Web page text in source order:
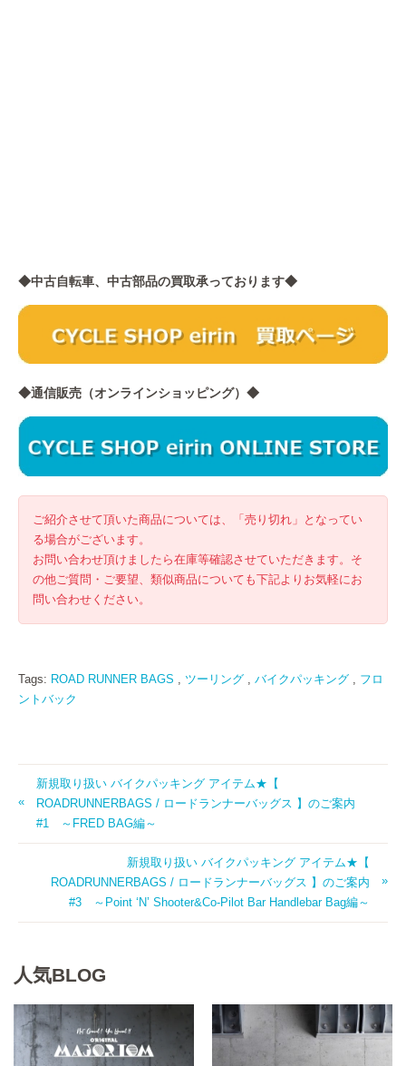
◆中古自転車、中古部品の買取承っております◆
◆通信販売（オンラインショッピング）◆
ご紹介させて頂いた商品については、「売り切れ」となってい
る場合がございます。
お問い合わせ頂けましたら在庫等確認させていただきます。そ
の他ご質問・ご要望、類似商品についても下記よりお気軽にお
問い合わせください。
Tags: ROAD RUNNER BAGS ツーリング バイクパッキング
フロ
ントバック
新規取り扱い バイクパッキング アイテム★【
ROADRUNNERBAGS / ロードランナーバッグス 】のご案内
#1 ～FRED BAG編～
新規取り扱い バイクパッキング アイテム★【
ROADRUNNERBAGS / ロードランナーバッグス 】のご案内
#3 ～Point ‘N’ Shooter&Co-Pilot Bar Handlebar Bag編～
人気BLOG